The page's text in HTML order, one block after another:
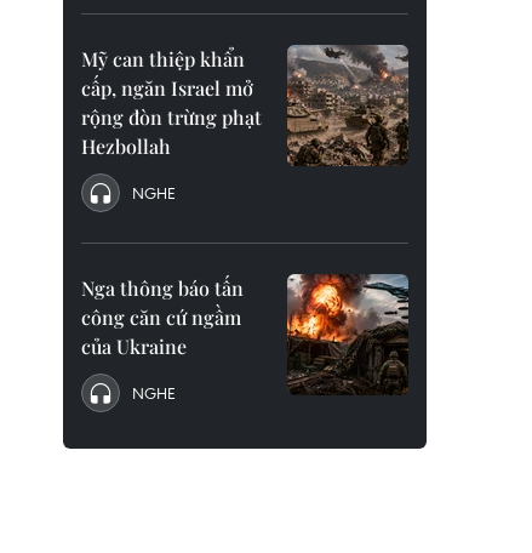
Mỹ can thiệp khẩn
cấp, ngăn Israel mở
rộng đòn trừng phạt
Hezbollah
NGHE
Nga thông báo tấn
công căn cứ ngầm
của Ukraine
NGHE